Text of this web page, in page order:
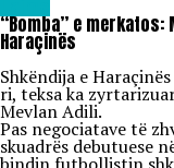
“Bomba” e
Haraçinës
Shkëndija e
ri, teksa ka
Mevlan Adili.
Pas negociatave të
skuadrës debutuese